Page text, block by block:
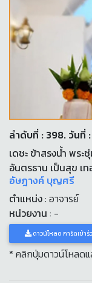
ลำดับที่ : 398. วันที่
เดชะ ข้าสรงน้ำ พร
อันตรธาน เป็นสุข เ
อัษฎางค์ บุญศรี
ตำแหน่ง: อาจารย์
หน่วยงาน : -
ดาวน์โหลด การ์ดเข้าร่
* คลิกปุ่มดาวน์โหลด